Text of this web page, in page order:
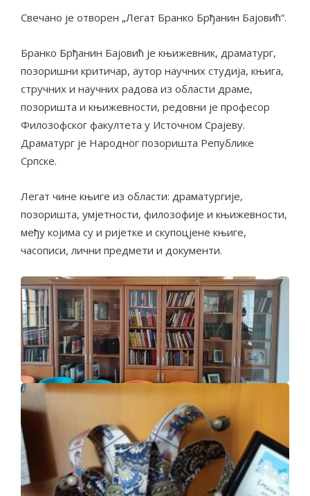
Свечано је отворен „Легат Бранко Брђанин Бајовић“.
Бранко Брђанин Бајовић је књижевник, драматург,
позоришни критичар, аутор научних студија, књига,
стручних и научних радова из области драме,
позоришта и књижевности, редовни је професор
Филозофског факултета у Источном Срајеву.
Драматург је Народног позоришта Републике
Српске.
Легат чине књиге из области: драматургије,
позоришта, умјетности, филозофије и књижевности,
међу којима су и ријетке и скупоцјене књиге,
часописи, лични предмети и документи.